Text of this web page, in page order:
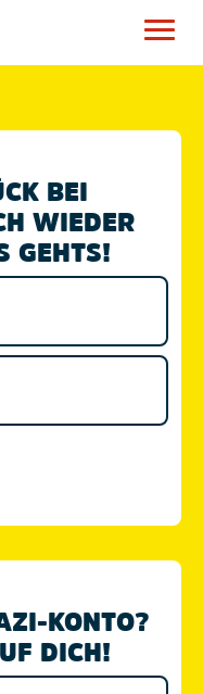
BEI
WIEDER
GEHTS!
KONTO?
DICH!